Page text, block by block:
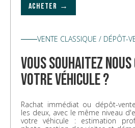
ACHETER →
VENTE CLASSIQUE / DÉPÔT-
vous souhaitez
votre véhicule ?
Rachat immédiat ou dépôt-
les deux, avec le même niveau
votre véhicule : estimation